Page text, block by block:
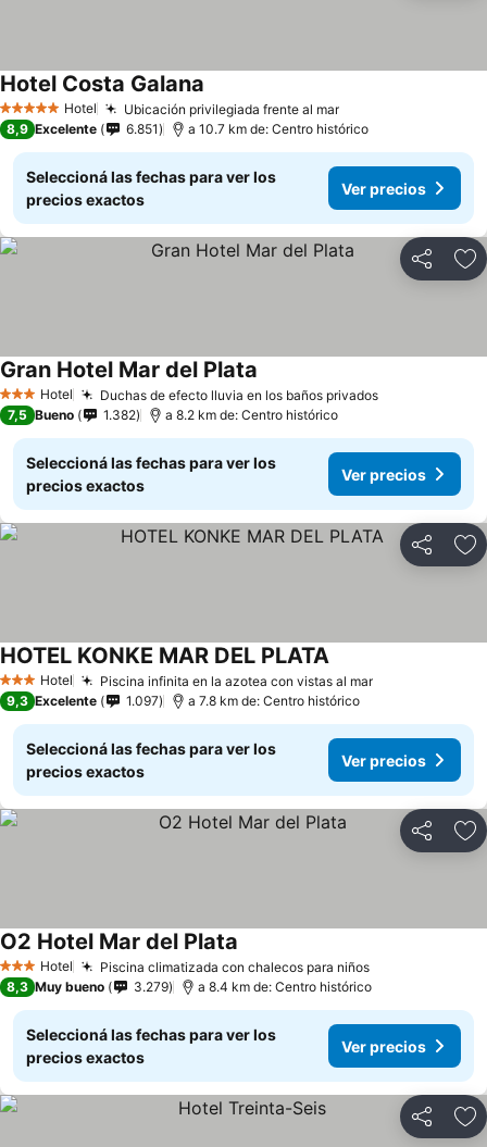
5 Estrellas Hotel Ubicación privilegiada frente al mar
Hotel Costa Galana
8,9 Excelente 6.851 a 10.7 km de: Centro histórico
Seleccioná las fechas para ver los
precios exactos
Ver precios
Compartir
3 Estrellas
Hotel Duchas de efecto lluvia en los baños privados
Gran Hotel Mar del Plata
7,5 Bueno 1.382 a 8.2 km de: Centro histórico
Seleccioná las fechas para ver los
precios exactos
Ver precios
Compartir
3 Estrellas
Hotel Piscina infinita en la azotea con vistas al mar
HOTEL KONKE MAR DEL PLATA
9,3 Excelente 1.097 a 7.8 km de: Centro histórico
Seleccioná las fechas para ver los
precios exactos
Ver precios
Compartir
3 Estrellas
Hotel Piscina climatizada con chalecos para niños
O2 Hotel Mar del Plata
8,3 Muy bueno 3.279 a 8.4 km de: Centro histórico
Seleccioná las fechas para ver los
precios exactos
Ver precios
Compartir